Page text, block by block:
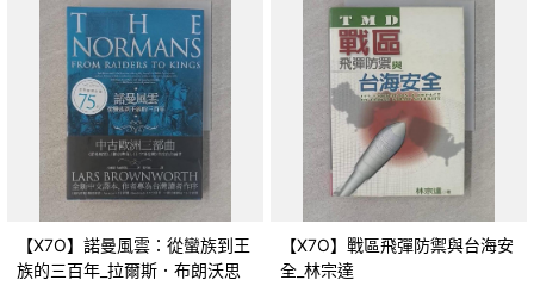
【X7O】諾曼風雲：從蠻族到王
族的三百年_拉爾斯．布朗沃思
【X7O】戰區飛彈防禦與台海安
全_林宗達